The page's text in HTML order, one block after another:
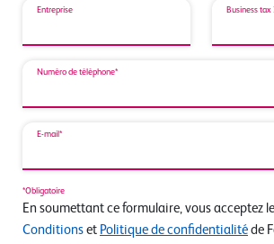
Entreprise Business tax
Numéro de téléphone*
E-mail*
*Obligatoire
En soumettant ce formulaire, vous acceptez
Conditions et Politique de confidentialité de